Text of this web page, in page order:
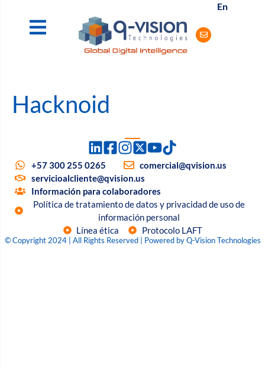
En
Hacknoid
+57 300 255 0265
comercial@qvision.us
servicioalcliente@qvision.us
Información para colaboradores
Política de tratamiento de datos y privacidad de uso de
información personal
Línea ética
Protocolo LAFT
© Copyright 2024 | All Rights Reserved | Powered by Q-Vision Technologies